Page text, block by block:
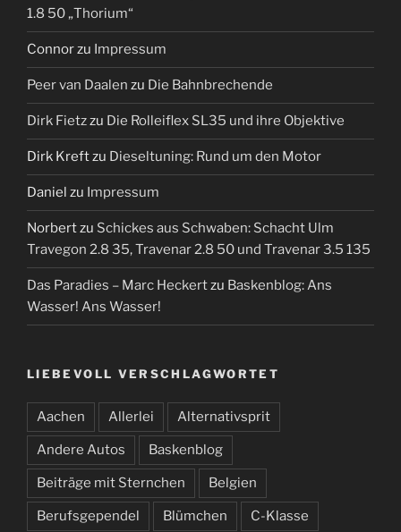
1.8 50 „Thorium“
Connorzu Impressum
Peer van Daalen zu Die Bahnbrechende
Dirk Fietzzu Die Rolleiflex SL35 und ihre Objektive
Dirk Kreftzu Dieseltuning: Rund um den Motor
Daniel zu Impressum
Norbertzu Schickes aus Schwaben: Schacht Ulm
Travegon 2.8 35, Travenar 2.8 50 und Travenar 3.5 135
Das Paradies – Marc Heckertzu Baskenblog: Ans
Wasser! Ans Wasser!
LIEBEVOLL VERSCHLAGWORTET
Aachen Allerlei Alternativsprit
Andere Autos Baskenblog
Beiträge mit Sternchen Belgien
Berufsgependel Blümchen C-Klasse